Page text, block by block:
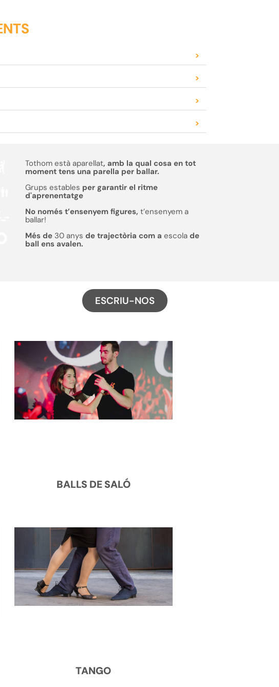
>
>
>
>
Tothom està aparellat, amb la qual cosa en tot
moment tens una parella per ballar.
Grups estables per garantir el ritme
d'aprenentatge
No només t’ensenyem figures, t’ensenyem a
ballar!
Més de 30 anys de trajectòria com a escolade
ball ens avalen.
ESCRIU-NOS
BALLS DE SALÓ
TANGO